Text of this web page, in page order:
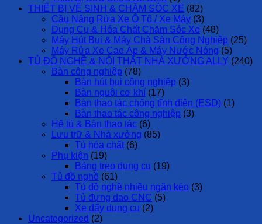
THIẾT BỊ VỆ SINH & CHĂM SÓC XE (82)
Cầu Nâng Rửa Xe Ô Tô / Xe Máy (3)
Dụng Cụ & Hóa Chất Chăm Sóc Xe (48)
Máy Hút Bụi & Máy Chà Sàn Công Nghiệp (25)
Máy Rửa Xe Cao Áp & Máy Nước Nóng (5)
TỦ ĐỒ NGHỀ & NỘI THẤT NHÀ XƯỞNG ALLY (240)
Bàn công nghiệp (78)
Bàn hút bụi công nghiệp (3)
Bàn nguội cơ khí (17)
Bàn thao tác chống tĩnh điện (ESD) (1)
Bàn thao tác công nghiệp (3)
Hệ tủ & Bàn thao tác (6)
Lưu trữ & Nhà xưởng (85)
Tủ hóa chất (6)
Phụ kiện (19)
Bảng treo dụng cụ (19)
Tủ đồ nghề (61)
Tủ đồ nghề nhiều ngăn kéo (3)
Tủ đựng dao CNC (5)
Xe đẩy dụng cụ (2)
Uncategorized (2)